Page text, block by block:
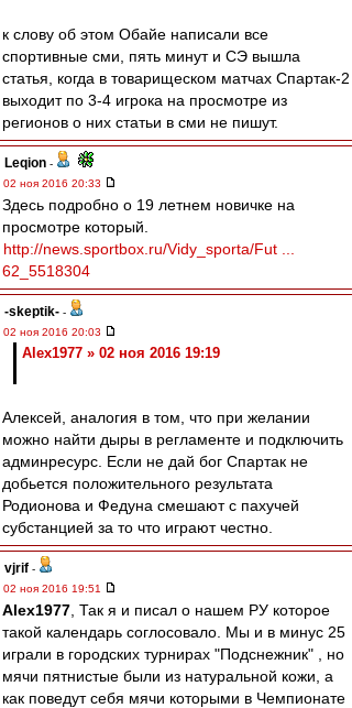
к слову об этом Обайе написали все
спортивные сми, пять минут и СЭ вышла
статья, когда в товарищеском матчах Спартак-2
выходит по 3-4 игрока на просмотре из
регионов о них статьи в сми не пишут.
Leqion -
02 ноя 2016 20:33
Здесь подробно о 19 летнем новичке на
просмотре который.
http://news.sportbox.ru/Vidy_sporta/Fut ...
62_5518304
-skeptik- -
02 ноя 2016 20:03
Alex1977 » 02 ноя 2016 19:19
Алексей, аналогия в том, что при желании
можно найти дыры в регламенте и подключить
админресурс. Если не дай бог Спартак не
добьется положительного результата
Родионова и Федуна смешают с пахучей
субстанцией за то что играют честно.
vjrif -
02 ноя 2016 19:51
Alex1977 , Так я и писал о нашем РУ которое
такой календарь соглосовало. Мы и в минус 25
играли в городских турнирах "Подснежник" , но
мячи пятнистые были из натуральной кожи, а
как поведут себя мячи которыми в Чемпионате